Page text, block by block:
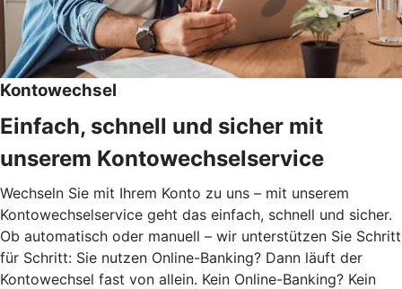
Kontowechsel
Einfach, schnell und sicher mit
unserem Kontowechselservice
Wechseln Sie mit Ihrem Konto zu uns – mit unserem
Kontowechselservice geht das einfach, schnell und sicher.
Ob automatisch oder manuell – wir unterstützen Sie Schritt
für Schritt: Sie nutzen Online-Banking? Dann läuft der
Kontowechsel fast von allein. Kein Online-Banking? Kein